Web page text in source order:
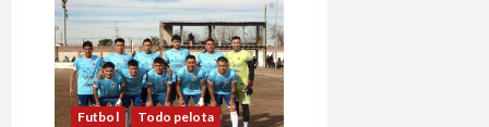
Tercera
jornada
del
Torneo
Clausura
de
ascenso
Futbol Todo pelota